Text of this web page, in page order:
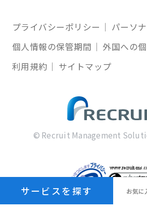
サービスを探す お気に
プライバシーポリシー
パーソ
個人情報の保管期間
外国への
利用規約
サイトマップ
© Recruit Management